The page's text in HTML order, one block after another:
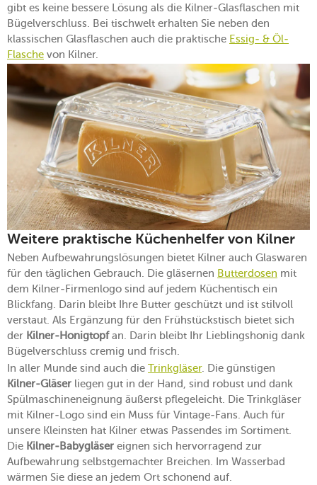
gibt es keine bessere Lösung als die Kilner-Glasflaschen mit
Bügelverschluss. Bei tischwelt erhalten Sie neben den
klassischen Glasflaschen auch die praktische Essig- & Öl-
Flasche von Kilner.
Weitere praktische Küchenhelfer von Kilner
Neben Aufbewahrungslösungen bietet Kilner auch Glaswaren
für den täglichen Gebrauch. Die gläsernen Butterdosen mit
dem Kilner-Firmenlogo sind auf jedem Küchentisch ein
Blickfang. Darin bleibt Ihre Butter geschützt und ist stilvoll
verstaut. Als Ergänzung für den Frühstückstisch bietet sich
der Kilner-Honigtopfan. Darin bleibt Ihr Lieblingshonig dank
Bügelverschluss cremig und frisch.
In aller Munde sind auch die Trinkgläser. Die günstigen
Kilner-Gläser liegen gut in der Hand, sind robust und dank
Spülmaschineneignung äußerst pflegeleicht. Die Trinkgläser
mit Kilner-Logo sind ein Muss für Vintage-Fans. Auch für
unsere Kleinsten hat Kilner etwas Passendes im Sortiment.
Die Kilner-Babygläser eignen sich hervorragend zur
Aufbewahrung selbstgemachter Breichen. Im Wasserbad
wärmen Sie diese an jedem Ort schonend auf.